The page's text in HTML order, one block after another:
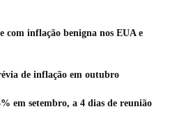
com inflação benigna nos EUA e
de inflação em outubro
em setembro, a 4 dias de reunião